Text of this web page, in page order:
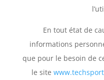
En tout état de
informations
que pour le besoin de
le site